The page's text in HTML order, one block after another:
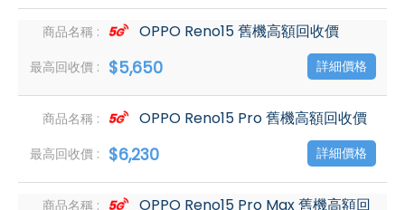
OPPO Reno15 舊機高額回收價
$5,650 詳細價格
OPPO Reno15 Pro 舊機高額回收價
$6,230 詳細價格
OPPO Reno15 Pro Max 舊機高額回